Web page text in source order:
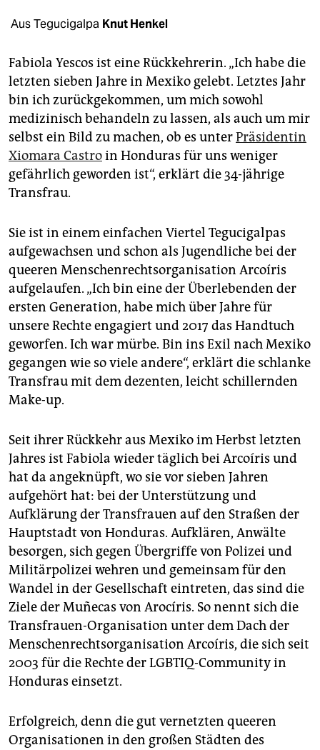
fragen & hilfe
unterstützen
abo
genossenschaft
epaper login
Aus Tegucigalpa Knut Henkel
Fabiola Yescos ist eine Rückkehrerin. „Ich habe die
letzten sieben Jahre in Mexiko gelebt. Letztes Jahr
bin ich zurückgekommen, um mich sowohl
medizinisch behandeln zu lassen, als auch um mir
selbst ein Bild zu machen, ob es unterPräsidentin
Xiomara Castroin Honduras für uns weniger
gefährlich geworden ist“, erklärt die 34-jährige
Transfrau.
Sie ist in einem einfachen Viertel Tegucigalpas
aufgewachsen und schon als Jugendliche bei der
queeren Menschenrechtsorganisation Arcoíris
aufgelaufen. „Ich bin eine der Überlebenden der
ersten Generation, habe mich über Jahre für
unsere Rechte engagiert und 2017 das Handtuch
geworfen. Ich war mürbe. Bin ins Exil nach Mexiko
gegangen wie so viele andere“, erklärt die schlanke
Transfrau mit dem dezenten, leicht schillernden
Make-up.
Seit ihrer Rückkehr aus Mexiko im Herbst letzten
Jahres ist Fabiola wieder täglich bei Arcoíris und
hat da angeknüpft, wo sie vor sieben Jahren
aufgehört hat: bei der Unterstützung und
Aufklärung der Transfrauen auf den Straßen der
Hauptstadt von Honduras. Aufklären, Anwälte
besorgen, sich gegen Übergriffe von Polizei und
Militärpolizei wehren und gemeinsam für den
Wandel in der Gesellschaft eintreten, das sind die
Ziele der Muñecas von Arocíris. So nennt sich die
Transfrauen-Organisation unter dem Dach der
Menschenrechtsorganisation Arcoíris, die sich seit
2003 für die Rechte der LGBTIQ-Community in
Honduras einsetzt.
Erfolgreich, denn die gut vernetzten queeren
Organisationen in den großen Städten des